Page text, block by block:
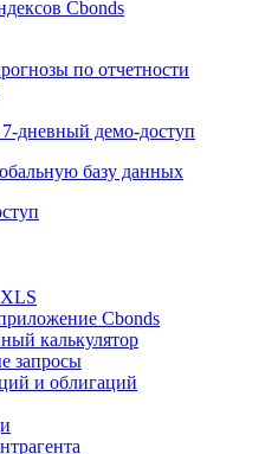
Cbonds
7-дневный
базу данных
Cbonds
калькулятор
запросы